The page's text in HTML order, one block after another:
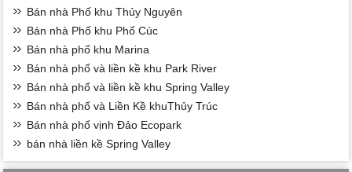
Bán nhà Phố khu Thủy Nguyên
Bán nhà Phố khu Phố Cúc
Bán nhà phố khu Marina
Bán nhà phố và liền kề khu Park River
Bán nhà phố và liền kề khu Spring Valley
Bán nhà phố và Liền Kề khuThủy Trúc
Bán nhà phố vịnh Đảo Ecopark
bán nhà liền kề Spring Valley